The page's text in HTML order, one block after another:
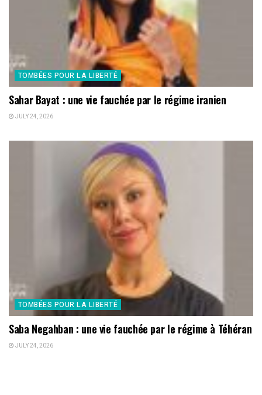
TOMBÉES POUR LA LIBERTÉ
Sahar Bayat : une vie fauchée par le régime iranien
JULY 24, 2026
TOMBÉES POUR LA LIBERTÉ
Saba Negahban : une vie fauchée par le régime à Téhéran
JULY 24, 2026